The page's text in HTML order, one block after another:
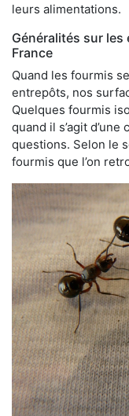
leurs alimentations.
Généralités sur
France
Quand les fourmis
entrepôts, nos
Quelques fourmis
quand il s’agit
questions. Selon le
fourmis que l’on